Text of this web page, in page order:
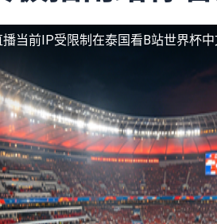
当前IP受限制 在泰国看B站世界杯